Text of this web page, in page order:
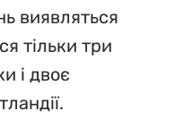
виявляться
тільки три
і двоє